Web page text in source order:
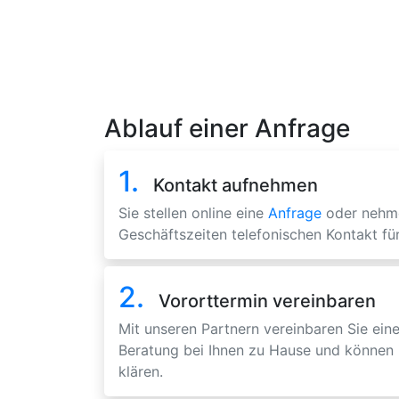
Ablauf einer Anfrage
1. Kontakt aufnehmen
Sie stellen online eine Anfrage oder
Geschäftszeiten telefonischen Kontakt
2. Vororttermin vereinbaren
Mit unseren Partnern vereinbaren Sie
Beratung bei Ihnen zu Hause und
klären.